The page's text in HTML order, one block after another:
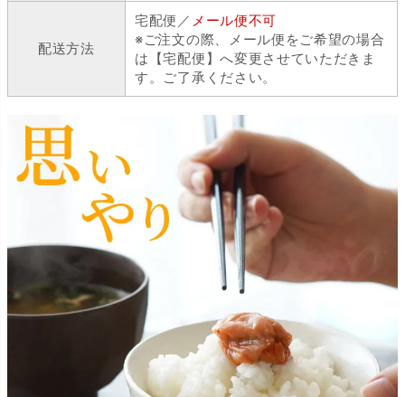
配送方法
宅配便／ メール便不可
※ご注文の際、メール便をご希望の場合
は【宅配便】へ変更させていただきま
す。ご了承ください。